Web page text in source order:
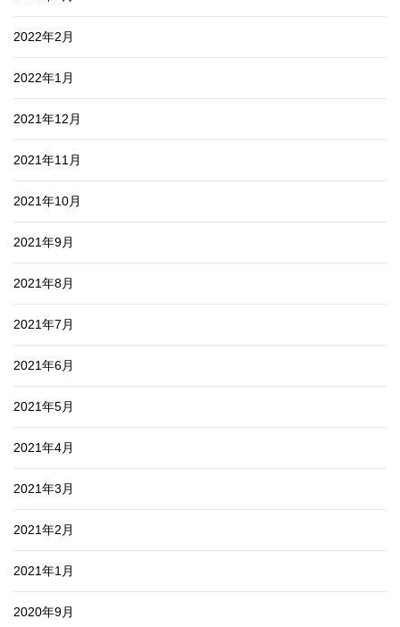
2022年2月
2022年1月
2021年12月
2021年11月
2021年10月
2021年9月
2021年8月
2021年7月
2021年6月
2021年5月
2021年4月
2021年3月
2021年2月
2021年1月
2020年9月